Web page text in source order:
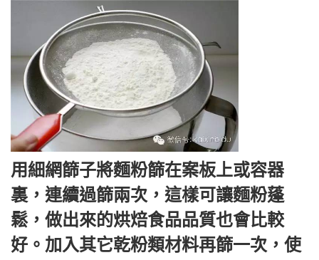
用細網篩子將麵粉篩在案板上或容器
裏，連續過篩兩次，這樣可讓麵粉蓬
鬆，做出來的烘焙食品品質也會比較
好。加入其它乾粉類材料再篩一次，使